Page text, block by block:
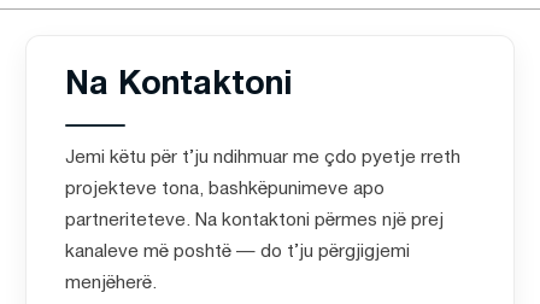
Na Kontaktoni
Jemi këtu për t’ju ndihmuar me çdo pyetje rreth
projekteve tona, bashkëpunimeve apo
partneriteteve. Na kontaktoni përmes një prej
kanaleve më poshtë — do t’ju përgjigjemi
menjëherë.